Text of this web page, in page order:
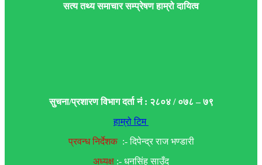
सत्य तथ्य समाचार सम्प्रेषण हाम्रो दायित्व
सुचना/प्रशारण विभाग दर्ता नं : २८०४ / ०७८ – ७९
हाम्रो टिम
प्रवन्ध निर्देशक:- दिपेन्द्र राज भण्डारी
अध्यक्ष :- धनसिंह साउँद